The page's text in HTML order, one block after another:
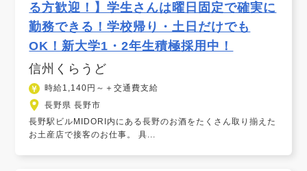
る方歓迎！】学生さんは曜日固定で確実に
勤務できる！学校帰り・土日だけでも
OK！新大学1・2年生積極採用中！
信州くらうど
時給1,140円～＋交通費支給
長野県 長野市
長野駅ビルMIDORI内にある長野のお酒をたくさん取り揃えた
お土産店で接客のお仕事。 具...